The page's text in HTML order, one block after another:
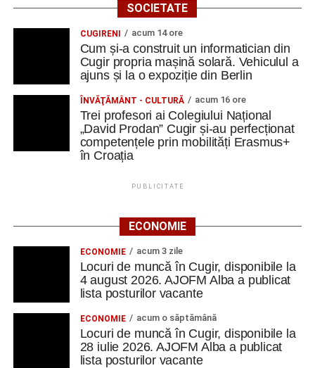
SOCIETATE
CUGIRENI acum 14 ore
Cum și-a construit un informatician din
Cugir propria mașină solară. Vehiculul a
ajuns și la o expoziție din Berlin
ÎNVĂŢĂMÂNT - CULTURĂ acum 16 ore
Trei profesori ai Colegiului Național
„David Prodan” Cugir și-au perfecționat
competențele prin mobilități Erasmus+
în Croația
PUBLICITATE
ECONOMIE
ECONOMIE acum 3 zile
Locuri de muncă în Cugir, disponibile la
4 august 2026. AJOFM Alba a publicat
lista posturilor vacante
ECONOMIE acum o săptămână
Locuri de muncă în Cugir, disponibile la
28 iulie 2026. AJOFM Alba a publicat
lista posturilor vacante